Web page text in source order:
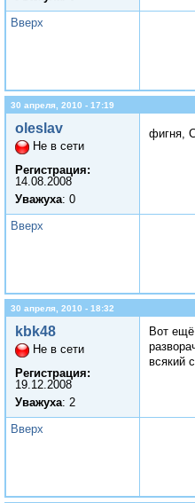
Вверх
30 апреля, 2010 - 17:19
oleslav
Не в сети
Регистрация:
14.08.2008
Уважуха: 0
фигня,
Вверх
30 апреля, 2010 - 18:32
kbk48
Не в сети
Регистрация:
19.12.2008
Уважуха: 2
Вот
всякий
Вверх